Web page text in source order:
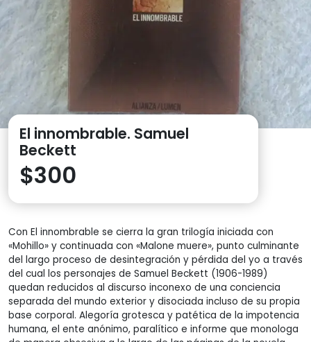
El innombrable. Samuel
Beckett
$300
Con El innombrable se cierra la gran trilogía iniciada con
«Mohillo» y continuada con «Malone muere», punto culminante
del largo proceso de desintegración y pérdida del yo a través
del cual los personajes de Samuel Beckett (1906-1989)
quedan reducidos al discurso inconexo de una conciencia
separada del mundo exterior y disociada incluso de su propia
base corporal. Alegoría grotesca y patética de la impotencia
humana, el ente anónimo, paralítico e informe que monologa